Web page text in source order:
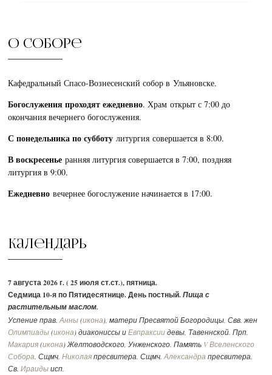
О соборе
Кафедральный Спасо-Вознесенский собор в Ульяновске.
Богослужения проходят ежедневно. Храм открыт с 7:00 до
окончания вечернего богослужения.
С понедельника по субботулитургия совершается в 8:00.
В воскресеньеранняя литургия совершается в 7:00, поздняя
литургия в 9:00.
Ежедневновечернее богослужение начинается в 17:00.
Календарь
7 августа 2026 г. ( 25 июля ст.ст.), пятница.
Седмица 10-я по Пятидесятнице. День постный.Пища с
растительным маслом.
Успение прав.Анны (икона), матери Пресвятой Богородицы. Свв. жен
Олимпиады (икона) диакониссы иЕвпраксии девы, Тавеннской. Прп.
Макария (икона) Желтоводского, Унженского. Память V Вселенского
Собора. Сщмч.Николая пресвитера. Сщмч.Александра пресвитера.
Св.Ираиды исп.